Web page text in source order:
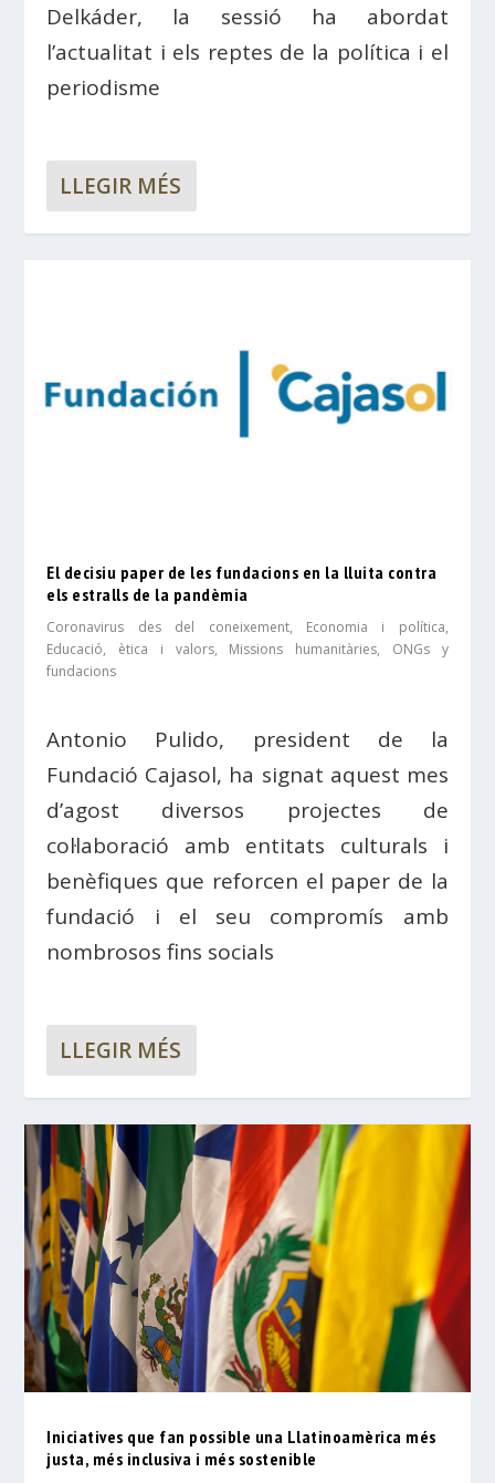
Delkáder, la sessió ha abordat
l’actualitat i els reptes de la política i el
periodisme
LLEGIR MÉS
El decisiu paper de les fundacions en la lluita contra
els estralls de la pandèmia
Coronavirus des del coneixement, Economia i política,
Educació, ètica i valors, Missions humanitàries, ONGs y
fundacions
Antonio Pulido, president de la
Fundació Cajasol, ha signat aquest mes
d’agost diversos projectes de
col·laboració amb entitats culturals i
benèfiques que reforcen el paper de la
fundació i el seu compromís amb
nombrosos fins socials
LLEGIR MÉS
Iniciatives que fan possible una Llatinoamèrica més
justa, més inclusiva i més sostenible